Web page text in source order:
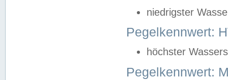
niedrigster
Pegelkennwert:
höchster
Pegelkennwert: